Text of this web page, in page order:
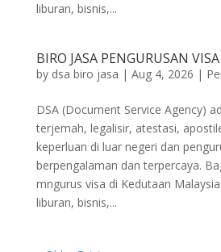
liburan, bisnis,...
BIRO JASA PENGURUSAN
by dsa biro jasa | Aug 4, 2026 |
DSA (Document Service Agency)
terjemah, legalisir, atestasi,
keperluan di luar negeri dan
berpengalaman dan terpercaya.
mngurus visa di Kedutaan
liburan, bisnis,...